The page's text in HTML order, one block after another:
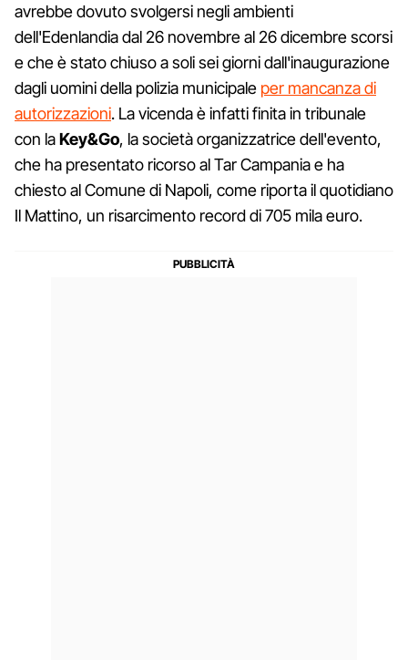
avrebbe dovuto svolgersi negli ambienti
dell'Edenlandia dal 26 novembre al 26 dicembre scorsi
e che è stato chiuso a soli sei giorni dall'inaugurazione
dagli uomini della polizia municipale per mancanza di
autorizzazioni. La vicenda è infatti finita in tribunale
con laKey&Go, la società organizzatrice dell'evento,
che ha presentato ricorso al Tar Campania e ha
chiesto al Comune di Napoli, come riporta il quotidiano
Il Mattino, un risarcimento record di 705 mila euro.